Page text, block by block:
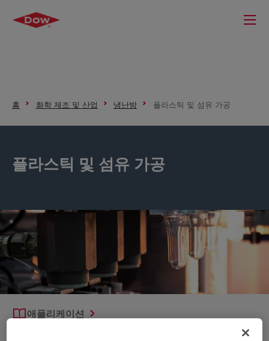
홈 화학 제조 및 산업 냉난방 플라스틱 및 섬유 가공
플라스틱 및 섬유 가공
애플리케이션